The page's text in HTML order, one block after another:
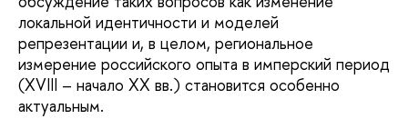
локальной идентичности и моделей
репрезентации и, в целом, региональное
измерение российского опыта в имперский период
(XVIII – начало XX вв.) становится особенно
актуальным.